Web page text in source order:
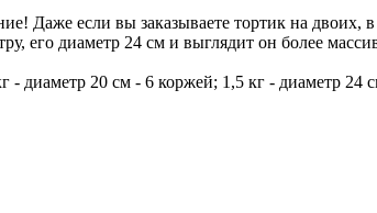
Даже если вы заказываете тортик на двоих,
его диаметр 24 см и выглядит он более
диаметр 20 см - 6 коржей; 1,5 кг - диаметр 24